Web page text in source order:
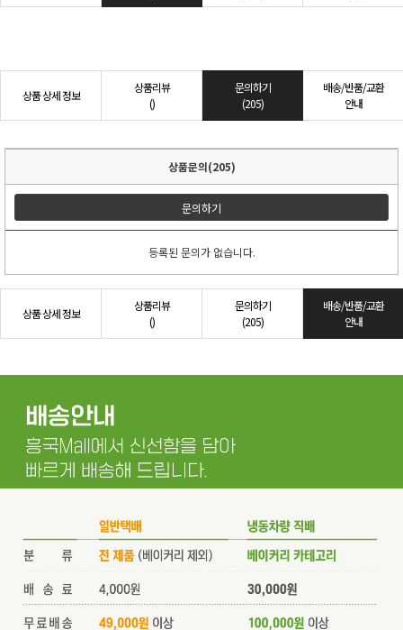
상품 상세 정보
상품리뷰
()
문의하기
(205)
배송/반품/교환
안내
상품문의(205)
문의하기
등록된 문의가 없습니다.
상품 상세 정보
상품리뷰
()
문의하기
(205)
배송/반품/교환
안내